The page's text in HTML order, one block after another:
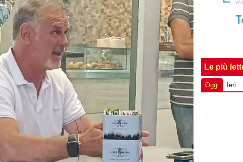
Le più
Oggi Ieri